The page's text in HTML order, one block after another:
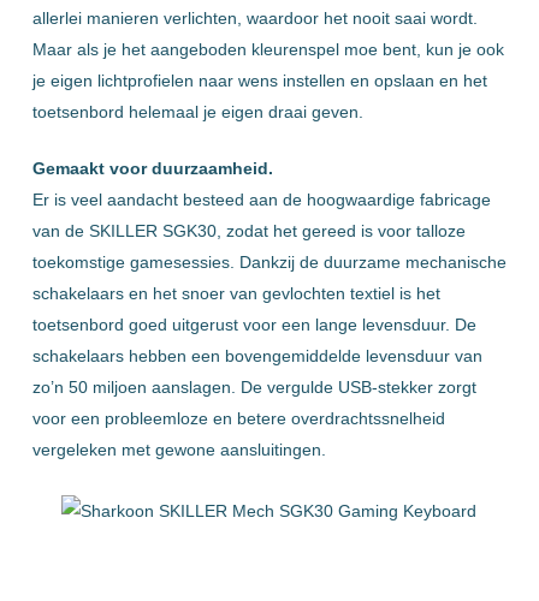
allerlei manieren verlichten, waardoor het nooit saai wordt.
Maar als je het aangeboden kleurenspel moe bent, kun je ook
je eigen lichtprofielen naar wens instellen en opslaan en het
toetsenbord helemaal je eigen draai geven.
Gemaakt voor duurzaamheid.
Er is veel aandacht besteed aan de hoogwaardige fabricage
van de SKILLER SGK30, zodat het gereed is voor talloze
toekomstige gamesessies. Dankzij de duurzame mechanische
schakelaars en het snoer van gevlochten textiel is het
toetsenbord goed uitgerust voor een lange levensduur. De
schakelaars hebben een bovengemiddelde levensduur van
zo’n 50 miljoen aanslagen. De vergulde USB-stekker zorgt
voor een probleemloze en betere overdrachtssnelheid
vergeleken met gewone aansluitingen.